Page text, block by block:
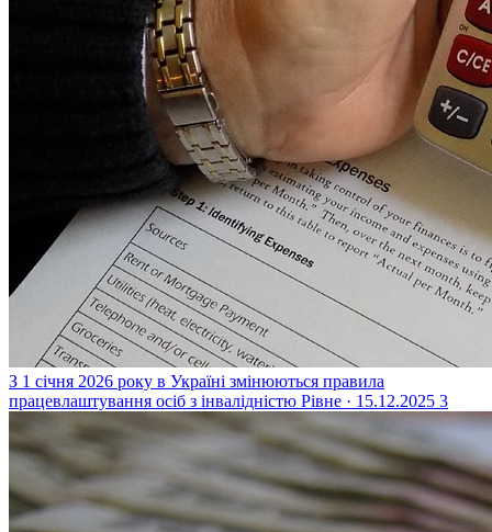
З 1 січня 2026 року в Україні змінюються правила
працевлаштування осіб з інвалідністю Рівне · 15.12.2025 3